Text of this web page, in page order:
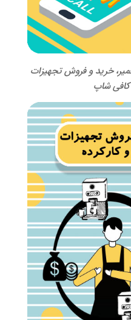
خرید و فروش تجهیزات
کافی شاپ